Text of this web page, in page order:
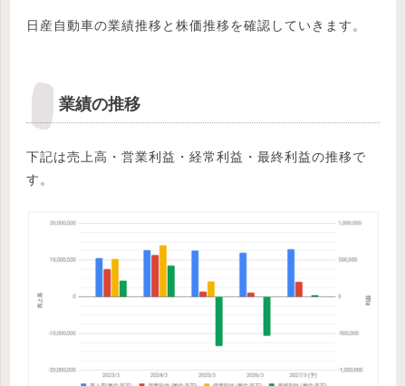
日産自動車の業績推移と株価推移を確認していきます。
業績の推移
下記は売上高・営業利益・経常利益・最終利益の推移で
す。